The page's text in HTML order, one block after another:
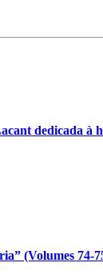
dedicada à
(Volumes 74-